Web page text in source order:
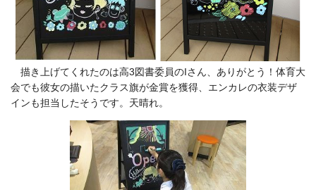
描き上げてくれたのは高3図書委員のIさん、ありがとう！体育大
会でも彼女の描いたクラス旗が金賞を獲得、エンカレの衣装デザ
インも担当したそうです。天晴れ。